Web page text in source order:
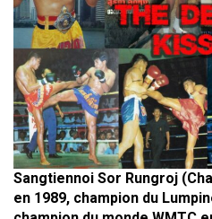
Sangtiennoi Sor Rungroj
en 1989, champion du